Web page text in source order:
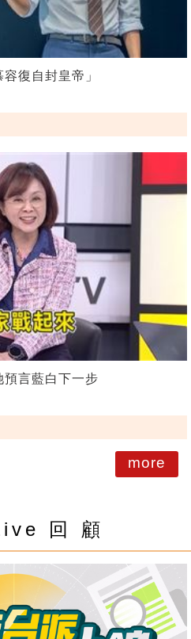
復自封皇帝」
預言藍白下一步
more
回 顧